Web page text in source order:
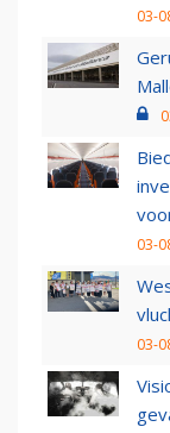
03-
03-
03-